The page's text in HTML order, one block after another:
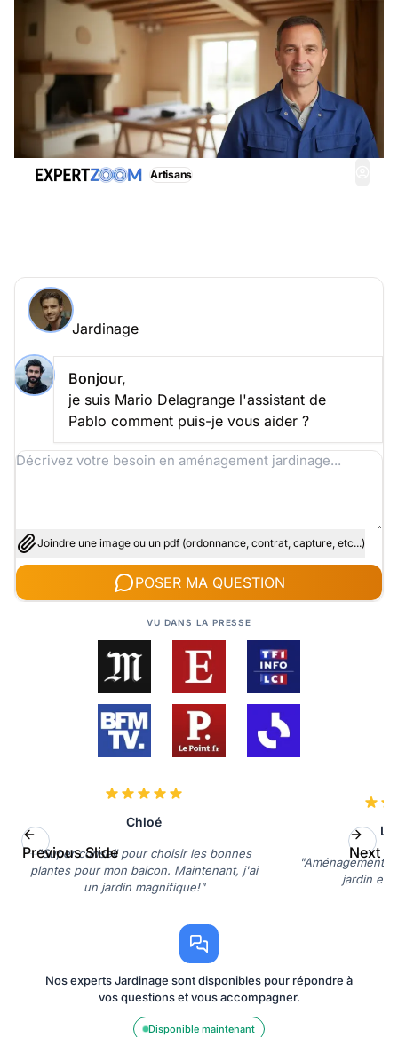
Artisans
Posez votre question à Pablo
Jardinage
Bonjour,
je suis Mario Delagrange l'assistant de
Pablo comment puis-je vous aider ?
Joindre une image ou un pdf (ordonnance, contrat, capture, etc...)
POSER MA QUESTION
VU DANS LA PRESSE
Chloé
"Super conseil pour choisir les bonnes
plantes pour mon balcon. Maintenant, j'ai
un jardin magnifique!"
"Aménagement
jardin est
Previous Slide Next
Nos experts Jardinage sont disponibles pour répondre à
vos questions et vous accompagner.
Disponible maintenant